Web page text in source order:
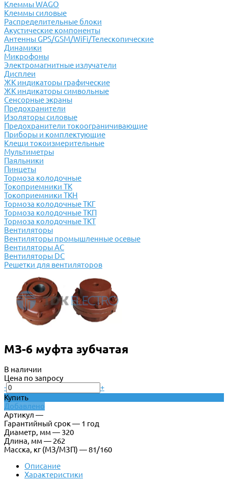
Клеммы WAGO
Клеммы силовые
Распределительные блоки
Акустические компоненты
Антенны GPS/GSM/WiFi/Телескопические
Динамики
Микрофоны
Электромагнитные излучатели
Дисплеи
ЖК индикаторы графические
ЖК индикаторы символьные
Сенсорные экраны
Предохранители
Изоляторы силовые
Предохранители токоограничивающие
Приборы и комплектующие
Клещи токоизмерительные
Мультиметры
Паяльники
Пинцеты
Тормоза колодочные
Токоприемники ТК
Токоприемники ТКН
Тормоза колодочные ТКГ
Тормоза колодочные ТКП
Тормоза колодочные ТКТ
Вентиляторы
Вентиляторы промышленные осевые
Вентиляторы АС
Вентиляторы DC
Решетки для вентиляторов
МЗ-6 муфта зубчатая
В наличии
Цена по запросу
-
+
Купить
Добавлено
Артикул —
Гарантийный срок — 1 год
Диаметр, мм — 320
Длина, мм — 262
Масска, кг (МЗ/МЗП) — 81/160
Описание
Характеристики